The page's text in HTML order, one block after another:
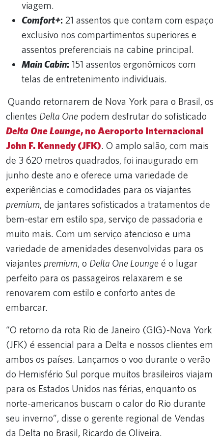
viagem.
Comfort+: 21 assentos que contam com espaço
exclusivo nos compartimentos superiores e
assentos preferenciais na cabine principal.
Main Cabin: 151 assentos ergonômicos com
telas de entretenimento individuais.
Quando retornarem de Nova York para o Brasil, os
clientes Delta One podem desfrutar do sofisticado
Delta One Lounge, no Aeroporto Internacional
John F. Kennedy (JFK). O amplo salão, com mais
de 3 620 metros quadrados, foi inaugurado em
junho deste ano e oferece uma variedade de
experiências e comodidades para os viajantes
premium, de jantares sofisticados a tratamentos de
bem-estar em estilo spa, serviço de passadoria e
muito mais. Com um serviço atencioso e uma
variedade de amenidades desenvolvidas para os
viajantes premium, o Delta One Lounge é o lugar
perfeito para os passageiros relaxarem e se
renovarem com estilo e conforto antes de
embarcar.
“O retorno da rota Rio de Janeiro (GIG)-Nova York
(JFK) é essencial para a Delta e nossos clientes em
ambos os países. Lançamos o voo durante o verão
do Hemisfério Sul porque muitos brasileiros viajam
para os Estados Unidos nas férias, enquanto os
norte-americanos buscam o calor do Rio durante
seu inverno”, disse o gerente regional de Vendas
da Delta no Brasil, Ricardo de Oliveira.